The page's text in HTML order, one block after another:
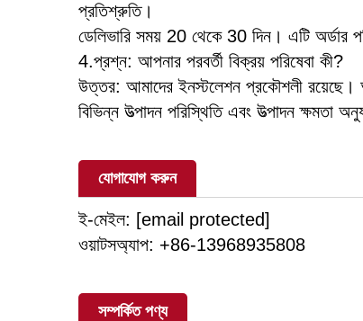
প্রতিশ্রুতি।
ডেলিভারি সময় 20 থেকে 30 দিন। এটি অর্ডার
4.প্রশ্ন: আপনার পরবর্তী বিক্রয় পরিষেবা কী?
উত্তর: আমাদের ইনস্টলেশন প্রকৌশলী রয়েছে।
বিভিন্ন উত্পাদন পরিস্থিতি এবং উত্পাদন ক্ষমতা
যোগাযোগ করুন
ই-মেইল: [email protected]
ওয়াটসঅ্যাপ: +86-13968935808
সম্পর্কিত পণ্য